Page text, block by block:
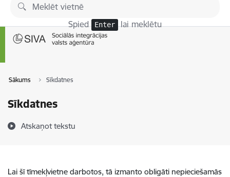
Pāriet uz lapas saturu
Spied Enter lai meklētu
Sākums Sīkdatnes
Sīkdatnes
Atskaņot tekstu
Lai šī tīmekļvietne darbotos, tā izmanto obligāti nepieciešamās